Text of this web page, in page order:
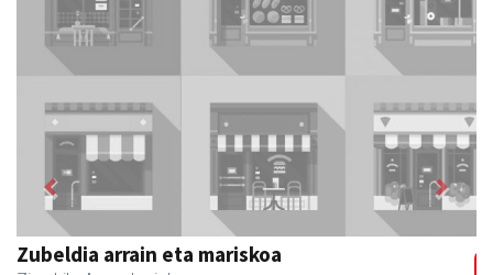
Zizurkilgo Udala
Zizurkil - Udaletxeak
Previous Next